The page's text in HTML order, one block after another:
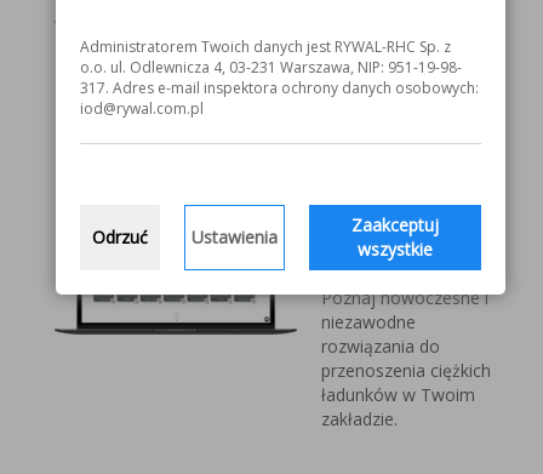
V1000 MOST
bliskiego
Vetter Kran
Technik
Poznaj nowoczesne i
niezawodne
rozwiązania do
przenoszenia ciężkich
ładunków w Twoim
zakładzie.
Administratorem Twoich danych jest RYWAL-RHC Sp. z
o.o. ul. Odlewnicza 4, 03-231 Warszawa, NIP: 951-19-98-
317. Adres e-mail inspektora ochrony danych osobowych:
iod@rywal.com.pl
Odrzuć Ustawienia
Zaakceptuj
wszystkie